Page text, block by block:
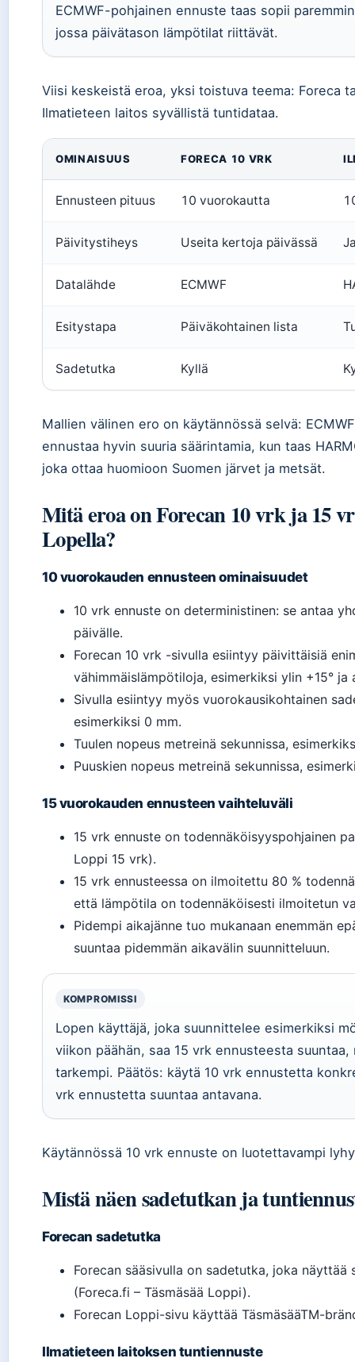
ECMWF-pohjainen ennuste taas sopii
jossa päivätason lämpötilat riittävät.
Viisi keskeistä eroa, yksi toistuva teema: Foreca
Ilmatieteen laitos syvällistä tuntidataa.
OMINAISUUS FORECA 10 VRK
Ennusteen pituus 10 vuorokautta
Päivitystiheys Useita kertoja päivässä
Datalähde ECMWF
Esitystapa Päiväkohtainen lista
Sadetutka Kyllä
Mallien välinen ero on käytännössä selvä:
ennustaa hyvin suuria säärintamia, kun taas
joka ottaa huomioon Suomen järvet ja metsät.
Mitä eroa on Forecan 10 vrk ja 15
Lopella?
10 vuorokauden ennusteen ominaisuudet
10 vrk ennuste on deterministinen: se antaa
päivälle.
Forecan 10 vrk -sivulla esiintyy päivittäisiä
vähimmäislämpötiloja, esimerkiksi ylin +15° ja
Sivulla esiintyy myös vuorokausikohtainen
esimerkiksi 0 mm.
Tuulen nopeus metreinä sekunnissa,
Puuskien nopeus metreinä sekunnissa,
15 vuorokauden ennusteen vaihteluväli
15 vrk ennuste on todennäköisyyspohjainen
Loppi 15 vrk).
15 vrk ennusteessa on ilmoitettu 80 %
että lämpötila on todennäköisesti ilmoitetun
Pidempi aikajänne tuo mukanaan enemmän
suuntaa pidemmän aikavälin suunnitteluun.
KOMPROMISSI
Lopen käyttäjä, joka suunnittelee esimerkiksi
viikon päähän, saa 15 vrk ennusteesta
tarkempi. Päätös: käytä 10 vrk ennustetta
vrk ennustetta suuntaa antavana.
Käytännössä 10 vrk ennuste on luotettavampi
Mistä näen sadetutkan ja
Forecan sadetutka
Forecan sääsivulla on sadetutka, joka näyttää
(Foreca.fi – Täsmäsää Loppi).
Forecan Loppi-sivu käyttää TäsmäsääTM-
Ilmatieteen laitoksen tuntiennuste